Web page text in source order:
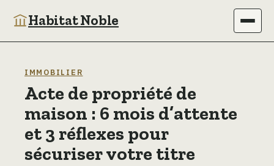
Habitat Noble
Maison
Bricolage
Jardinage
IMMOBILIER
Acte de propriété de
maison : 6 mois d’attente
et 3 réflexes pour
sécuriser votre titre